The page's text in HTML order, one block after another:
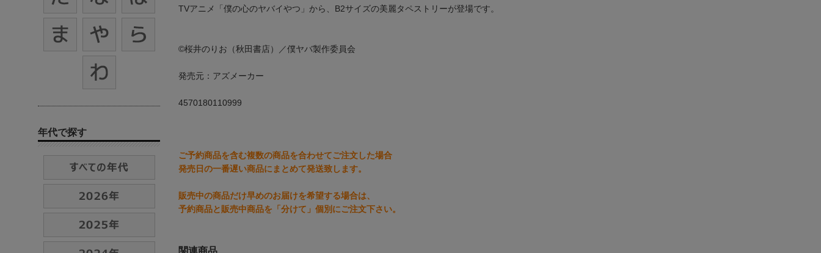
TVアニメ「僕の心のヤバイやつ」から、B2サイズの美麗タペストリーが登場です。
©桜井のりお（秋田書店）／僕ヤバ製作委員会
発売元：アズメーカー
4570180110999
ご予約商品を含む複数の商品を合わせてご注文した場合
発売日の一番遅い商品にまとめて発送致します。
販売中の商品だけ早めのお届けを希望する場合は、
予約商品と販売中商品を「分けて」個別にご注文下さい。
関連商品
年代で探す